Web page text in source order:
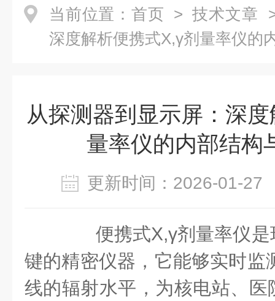
当前位置： 首页 > 技术文章
深度解析便携式X,γ剂量率仪的
从探测器到显示屏：深
量率仪的内部结构
更新时间：2026-01-
便携式X,γ剂量率仪是
键的精密仪器，它能够实时监
线的辐射水平，为核电站、